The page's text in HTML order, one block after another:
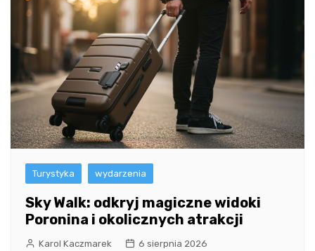
Turystyka wydarzenia
Sky Walk: odkryj magiczne widoki
Poronina i okolicznych atrakcji
Karol Kaczmarek 6 sierpnia 2026